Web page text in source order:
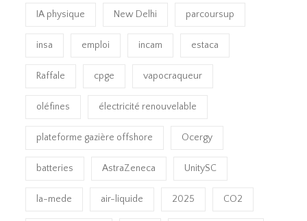
IA physique New Delhi parcoursup
insa emploi incam estaca
Raffale cpge vapocraqueur
oléfines électricité renouvelable
plateforme gazière offshore Ocergy
batteries AstraZeneca UnitySC
la-mede air-liquide 2025 CO2